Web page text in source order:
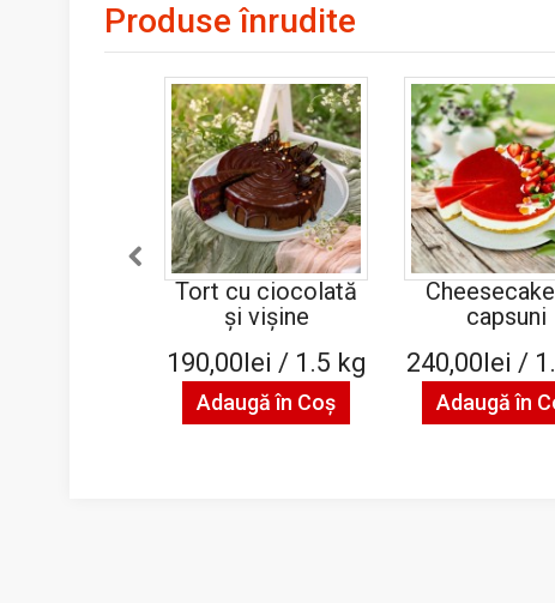
Produse înrudite
Tort cu ciocolată
şi vişine
190,00lei / 1.5 kg
Adaugă în Coş
capsuni
240,00lei /
Adaugă în